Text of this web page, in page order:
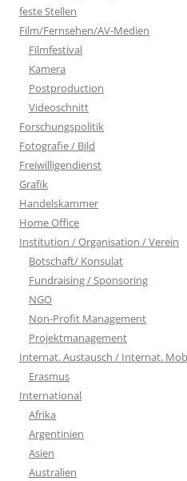
feste Stellen
Film/Fernsehen/AV-Medien
Filmfestival
Kamera
Postproduction
Videoschnitt
Forschungspolitik
Fotografie / Bild
Freiwilligendienst
Grafik
Handelskammer
Home Office
Institution / Organisation / Verein
Botschaft/ Konsulat
Fundraising / Sponsoring
NGO
Non-Profit Management
Projektmanagement
Internat. Austausch / Internat.
Erasmus
International
Afrika
Argentinien
Asien
Australien